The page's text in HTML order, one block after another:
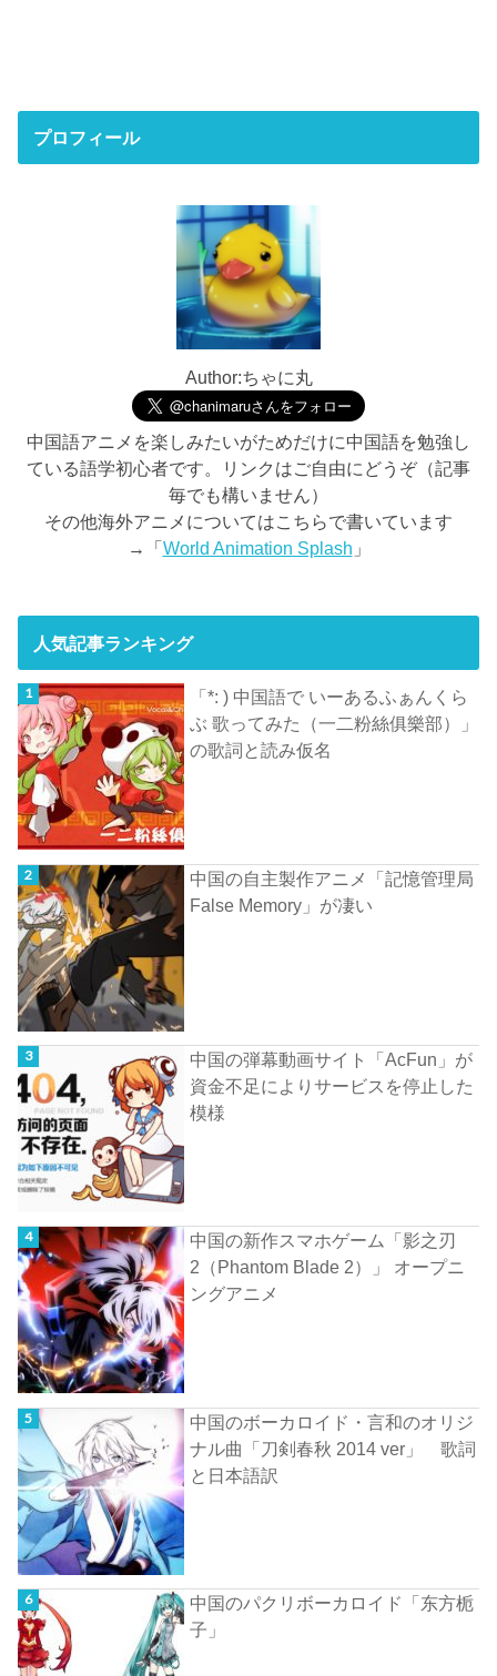
プロフィール
Author:ちゃに丸
中国語アニメを楽しみたいがためだけに中国語を勉強し
ている語学初心者です。リンクはご自由にどうぞ（記事
毎でも構いません）
その他海外アニメについてはこちらで書いています
→「World Animation Splash 」
人気記事ランキング
「*: ) 中国語で いーあるふぁんくら
ぶ 歌ってみた（一二粉絲俱樂部）」
の歌詞と読み仮名
中国の自主製作アニメ「記憶管理局
False Memory」が凄い
中国の弾幕動画サイト「AcFun」が
資金不足によりサービスを停止した
模様
中国の新作スマホゲーム「影之刃
2（Phantom Blade 2）」 オープニ
ングアニメ
中国のボーカロイド・言和のオリジ
ナル曲「刀剣春秋 2014 ver」 歌詞
と日本語訳
中国のパクリボーカロイド「东方栀
子」